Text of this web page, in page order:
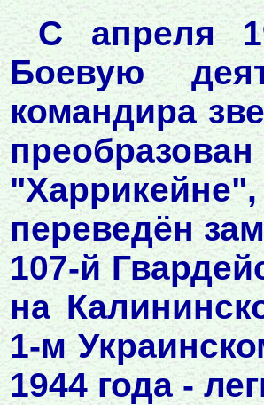
С апреля
Боевую
командира
переведён
107-й
на
1-м
1944 года -